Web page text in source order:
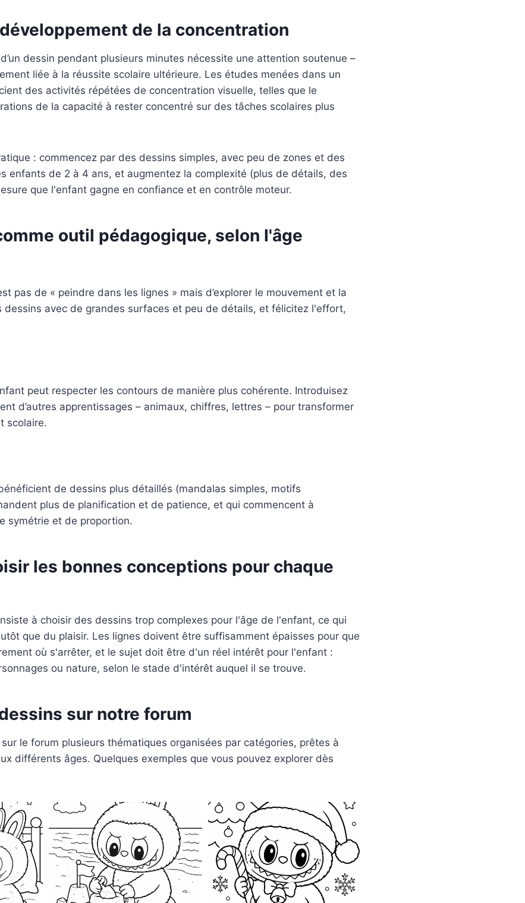
de la concentration
dessin pendant plusieurs minutes nécessite une attention soutenue –
liée à la réussite scolaire ultérieure. Les études menées dans un
des activités répétées de concentration visuelle, telles que le
de la capacité à rester concentré sur des tâches scolaires plus
: commencez par des dessins simples, avec peu de zones et des
enfants de 2 à 4 ans, et augmentez la complexité (plus de détails, des
que l'enfant gagne en confiance et en contrôle moteur.
outil pédagogique, selon l'âge
pas de « peindre dans les lignes » mais d’explorer le mouvement et la
dessins avec de grandes surfaces et peu de détails, et félicitez l'effort,
peut respecter les contours de manière plus cohérente. Introduisez
d’autres apprentissages – animaux, chiffres, lettres – pour transformer
scolaire.
de dessins plus détaillés (mandalas simples, motifs
plus de planification et de patience, et qui commencent à
symétrie et de proportion.
les bonnes conceptions pour chaque
à choisir des dessins trop complexes pour l'âge de l'enfant, ce qui
que du plaisir. Les lignes doivent être suffisamment épaisses pour que
où s'arrêter, et le sujet doit être d'un réel intérêt pour l'enfant :
ou nature, selon le stade d'intérêt auquel il se trouve.
sur notre forum
le forum plusieurs thématiques organisées par catégories, prêtes à
différents âges. Quelques exemples que vous pouvez explorer dès